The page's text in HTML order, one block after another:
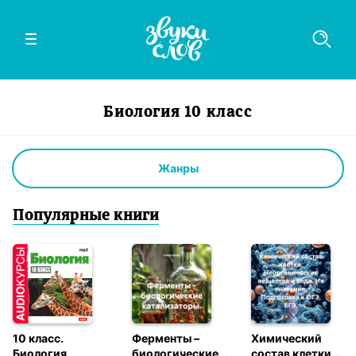
Биология 10 класс
Жанры
Популярные книги
10 класс.
Биология
Ферменты –
биологические
Химический
состав клетки.